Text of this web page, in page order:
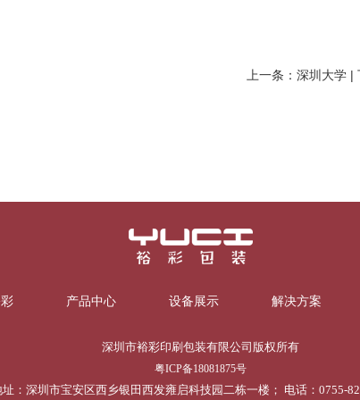
上一条：深圳大学 |
产品中心 设备展示 解决方案
深圳市裕彩印刷包装有限公司版权所有
粤ICP备18081875号
址：深圳市宝安区西乡银田西发雍启科技园二栋一楼； 电话：0755-